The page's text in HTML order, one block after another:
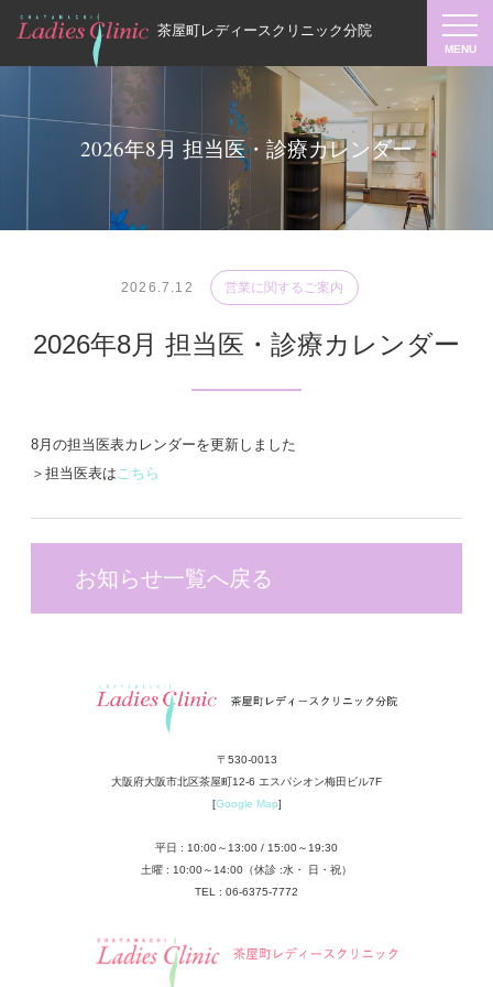
茶屋町レディースクリニック分院
2026年8月 担当医・診療カレンダー
2026.7.12 営業に関するご案内
2026年8月 担当医・診療カレンダー
8月の担当医表カレンダーを更新しました
＞担当医表はこちら
お知らせ一覧へ戻る
〒530-0013
大阪府大阪市北区茶屋町12-6 エスパシオン梅田ビル7F
[Google Map]
平日 : 10:00～13:00 / 15:00～19:30
土曜 : 10:00～14:00（休診 :水・ 日・祝）
TEL : 06-6375-7772